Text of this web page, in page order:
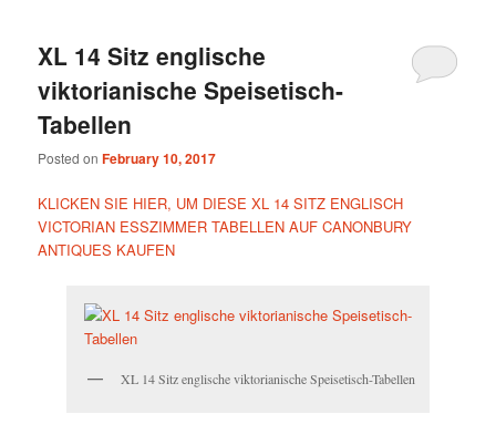
XL 14 Sitz englische
viktorianische Speisetisch-
Tabellen
Posted onFebruary 10, 2017
KLICKEN SIE HIER, UM DIESE XL 14 SITZ ENGLISCH
VICTORIAN ESSZIMMER TABELLEN AUF CANONBURY
ANTIQUES KAUFEN
XL 14 Sitz englische viktorianische Speisetisch-Tabellen